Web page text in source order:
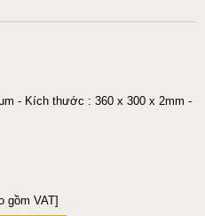
- Kích thước : 360 x 300 x 2mm -
gồm VAT]